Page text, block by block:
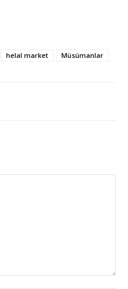
helal market Müsümanlar